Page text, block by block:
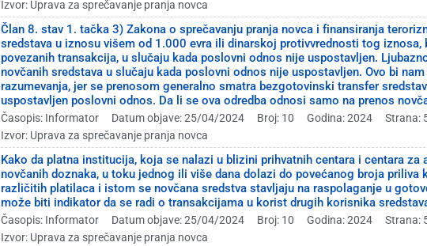
Izvor: Uprava za sprečavanje pranja novca
Član 8. stav 1. tačka 3) Zakona o sprečavanju pranja novca i finansiranja
sredstava u iznosu višem od 1.000 evra ili dinarskoj protivvrednosti tog
povezanih transakcija, u slučaju kada poslovni odnos nije uspostavljen.
novčanih sredstava u slučaju kada poslovni odnos nije uspostavljen. Ovo bi
razumevanja, jer se prenosom generalno smatra bezgotovinski transfer
uspostavljen poslovni odnos. Da li se ova odredba odnosi samo na prenos
Časopis: Informator Datum objave: 25/04/2024 Broj: 10 Godina: 2024 Strana:
Izvor: Uprava za sprečavanje pranja novca
Kako da platna institucija, koja se nalazi u blizini prihvatnih centara i centara
novčanih doznaka, u toku jednog ili više dana dolazi do povećanog broja
različitih platilaca i istom se novčana sredstva stavljaju na raspolaganje u
može biti indikator da se radi o transakcijama u korist drugih korisnika
Časopis: Informator Datum objave: 25/04/2024 Broj: 10 Godina: 2024 Strana:
Izvor: Uprava za sprečavanje pranja novca